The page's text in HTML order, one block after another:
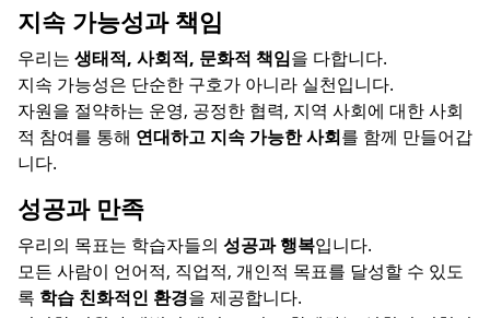
지속 가능성과 책임
우리는 생태적, 사회적, 문화적 책임을 다합니다.
지속 가능성은 단순한 구호가 아니라 실천입니다.
자원을 절약하는 운영, 공정한 협력, 지역 사회에 대한 사회
적 참여를 통해 연대하고 지속 가능한 사회를 함께 만들어갑
니다.
성공과 만족
우리의 목표는 학습자들의 성공과 행복입니다.
모든 사람이 언어적, 직업적, 개인적 목표를 달성할 수 있도
록 학습 친화적인 환경을 제공합니다.